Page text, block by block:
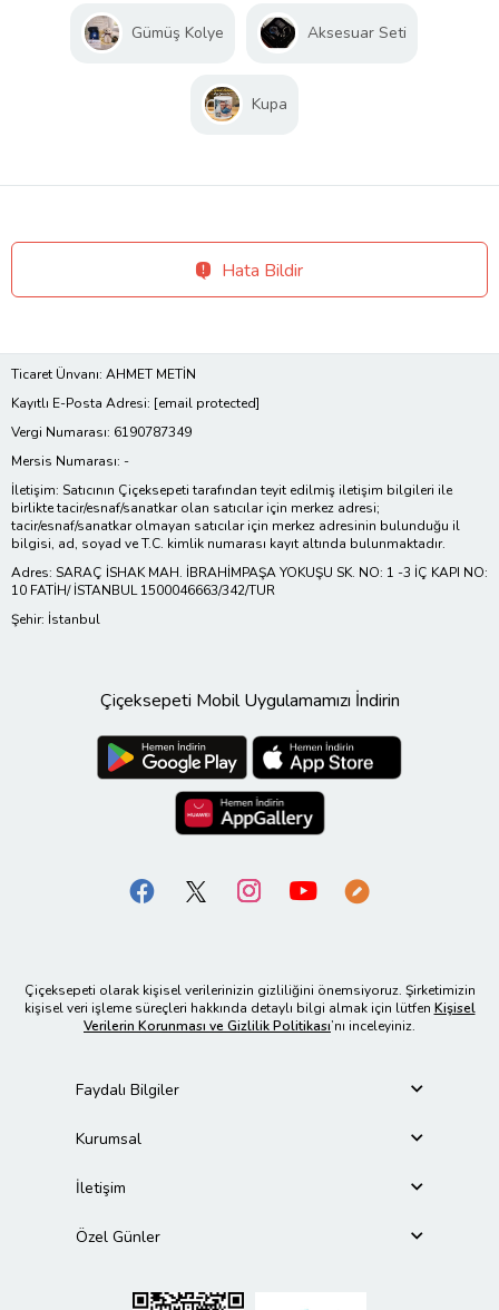
Gümüş Kolye Aksesuar Seti
Kupa
Hata Bildir
Ticaret Ünvanı: AHMET METİN
Kayıtlı E-Posta Adresi: [email protected]
Vergi Numarası: 6190787349
Mersis Numarası: -
İletişim: Satıcının Çiçeksepeti tarafından teyit edilmiş iletişim bilgileri ile
birlikte tacir/esnaf/sanatkar olan satıcılar için merkez adresi;
tacir/esnaf/sanatkar olmayan satıcılar için merkez adresinin bulunduğu il
bilgisi, ad, soyad ve T.C. kimlik numarası kayıt altında bulunmaktadır.
Adres: SARAÇ İSHAK MAH. İBRAHİMPAŞA YOKUŞU SK. NO: 1 -3 İÇ KAPI NO:
10 FATİH/ İSTANBUL 1500046663/342/TUR
Şehir: İstanbul
Çiçeksepeti Mobil Uygulamamızı İndirin
Çiçeksepeti olarak kişisel verilerinizin gizliliğini önemsiyoruz. Şirketimizin
kişisel veri işleme süreçleri hakkında detaylı bilgi almak için lütfen Kişisel
Verilerin Korunması ve Gizlilik Politikası’nı inceleyiniz.
Faydalı Bilgiler
Kurumsal
İletişim
Özel Günler